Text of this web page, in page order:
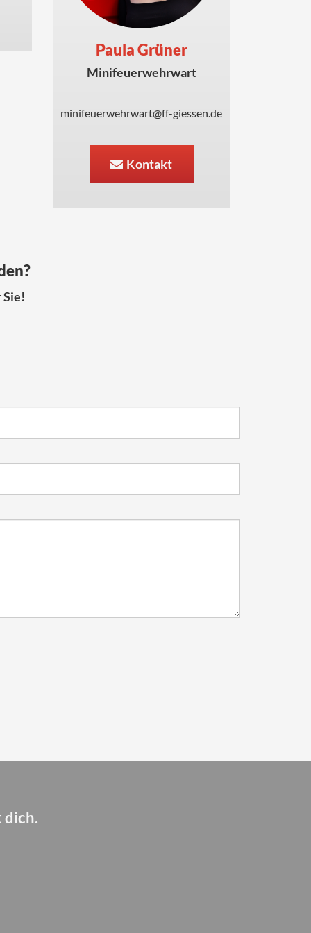
Paula Grüner
Minifeuerwehrwart
minifeuerwehrwart@ff-giessen.de
Kontakt
Sie!
dich.